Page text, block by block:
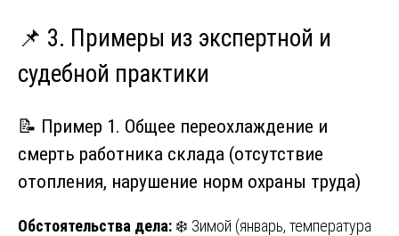
📌 3. Примеры из экспертной и
судебной практики
📝 Пример 1. Общее переохлаждение и
смерть работника склада (отсутствие
отопления, нарушение норм охраны труда)
Обстоятельства дела: ❄️ Зимой (январь, температура